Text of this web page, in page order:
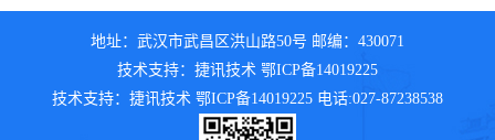
地址：武汉市武昌区洪山路50号 邮编：430071
技术支持：捷讯技术 鄂ICP备14019225
技术支持：捷讯技术 鄂ICP备14019225 电话:027-87238538